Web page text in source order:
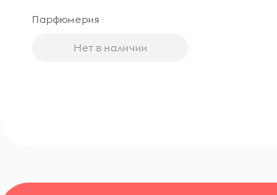
Парфюмерия
Нет в наличии